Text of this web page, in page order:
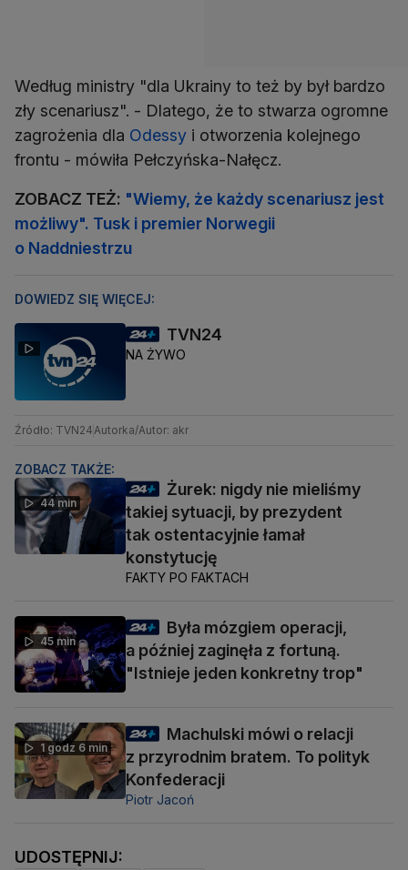
Według ministry "dla Ukrainy to też by był bardzo
zły scenariusz". - Dlatego, że to stwarza ogromne
zagrożenia dla Odessy i otworzenia kolejnego
frontu - mówiła Pełczyńska-Nałęcz.
ZOBACZ TEŻ: "Wiemy, że każdy scenariusz jest
możliwy". Tusk i premier Norwegii
o Naddniestrzu
DOWIEDZ SIĘ WIĘCEJ:
TVN24
NA ŻYWO
Źródło: TVN24 Autorka/Autor: akr
ZOBACZ TAKŻE:
44 min
Żurek: nigdy nie mieliśmy
takiej sytuacji, by prezydent
tak ostentacyjnie łamał
konstytucję
FAKTY PO FAKTACH
45 min
Była mózgiem operacji,
a później zaginęła z fortuną.
"Istnieje jeden konkretny trop"
1 godz 6 min
Machulski mówi o relacji
z przyrodnim bratem. To polityk
Konfederacji
Piotr Jacoń
UDOSTĘPNIJ: